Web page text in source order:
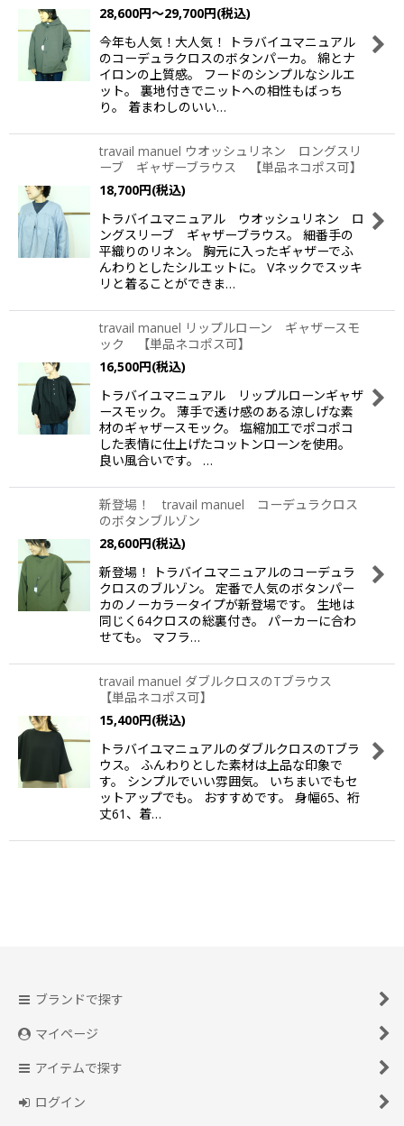
28,600円～29,700円(税込)
今年も人気！大人気！ トラバイユマニュアル
のコーデュラクロスのボタンパーカ。 綿とナ
イロンの上質感。 フードのシンプルなシルエ
ット。 裏地付きでニットへの相性もばっち
り。 着まわしのいい…
travail manuel ウオッシュリネン ロングスリ
ーブ ギャザーブラウス 【単品ネコポス可】
18,700円(税込)
トラバイユマニュアル ウオッシュリネン ロ
ングスリーブ ギャザーブラウス。 細番手の
平織りのリネン。 胸元に入ったギャザーでふ
んわりとしたシルエットに。 Vネックでスッキ
リと着ることができま…
travail manuel リップルローン ギャザースモ
ック 【単品ネコポス可】
16,500円(税込)
トラバイユマニュアル リップルローンギャザ
ースモック。 薄手で透け感のある涼しげな素
材のギャザースモック。 塩縮加工でポコポコ
した表情に仕上げたコットンローンを使用。
良い風合いです。 …
新登場！ travail manuel コーデュラクロス
のボタンブルゾン
28,600円(税込)
新登場！ トラバイユマニュアルのコーデュラ
クロスのブルゾン。 定番で人気のボタンパー
カのノーカラータイプが新登場です。 生地は
同じく64クロスの総裏付き。 パーカーに合わ
せても。 マフラ…
travail manuel ダブルクロスのTブラウス
【単品ネコポス可】
15,400円(税込)
トラバイユマニュアルのダブルクロスのTブラ
ウス。 ふんわりとした素材は上品な印象で
す。 シンプルでいい雰囲気。 いちまいでもセ
ットアップでも。 おすすめです。 身幅65、裄
丈61、着…
ブランドで探す
マイページ
アイテムで探す
ログイン